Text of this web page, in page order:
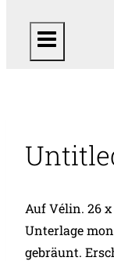
Auf Vélin. 26
Unterlage
gebräunt.